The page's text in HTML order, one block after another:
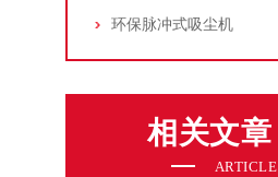
环保脉冲式吸尘机
相关文章
ARTICLE